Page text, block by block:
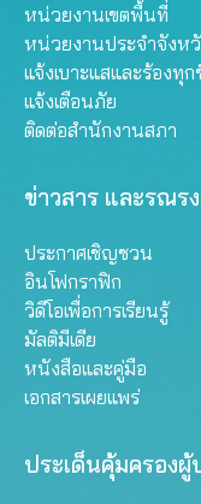
หน่วยงานเขตพื้นที่
หน่วยงานประจำจังห
แจ้งเบาะแสและร้องทุก
แจ้งเตือนภัย
ติดต่อสำนักงานสภา
ข่าวสาร และรณร
ประกาศเชิญชวน
อินโฟกราฟิก
วิดีโอเพื่อการเรียนรู้
มัลติมีเดีย
หนังสือและคู่มือ
เอกสารเผยแพร่
ประเด็นคุ้มครองผู้